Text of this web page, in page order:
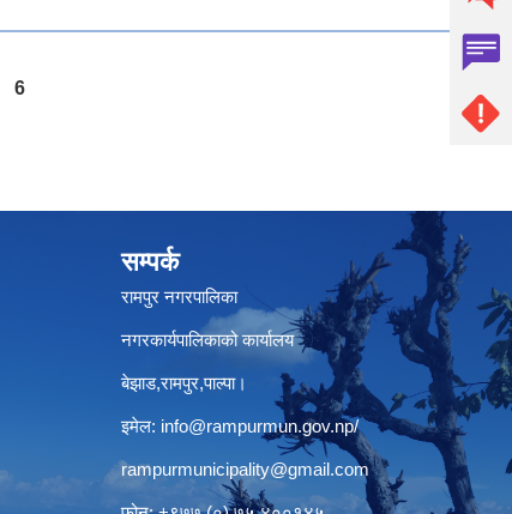
6
सम्पर्क
रामपुर नगरपालिका
नगरकार्यपालिकाको कार्यालय
बेझाड,रामपुर,पाल्पा।
इमेल: info@rampurmun.gov.np/
rampurmunicipality@gmail.com